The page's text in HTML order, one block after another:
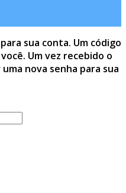
sua conta. Um código
Um vez recebido o
nova senha para sua